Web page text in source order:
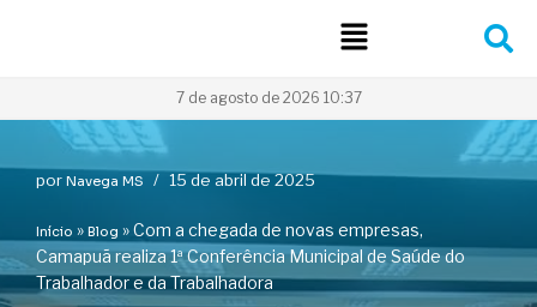
conteúdo
7 de agosto de 2026 10:37
por Navega MS 15 de abril de 2025
Início » Blog »Com a chegada de novas empresas,
Camapuã realiza 1ª Conferência Municipal de Saúde do
Trabalhador e da Trabalhadora